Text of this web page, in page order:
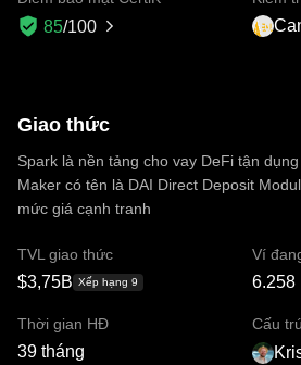
85/100
Giao thức
Spark là nền tảng cho vay DeFi tận
Maker có tên là DAI Direct Deposit
mức giá cạnh tranh
TVL giao thức
$3,75B Xếp hạng 9
Ví
6.258
Thời gian HĐ
39 tháng
Cấu